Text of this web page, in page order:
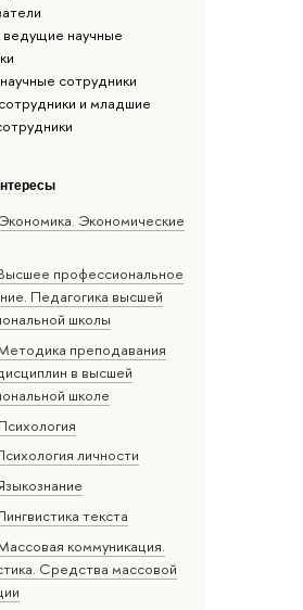
ведущие научные
сотрудники
и младшие
Экономические
профессиональное
Педагогика высшей
школы
преподавания
в высшей
школе
личности
текста
коммуникация.
Средства массовой